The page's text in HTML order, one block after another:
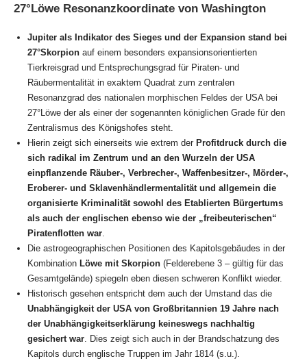
27°Löwe Resonanzkoordinate von Washington
Jupiter als Indikator des Sieges und der Expansion stand bei
27°Skorpion auf einem besonders expansionsorientierten
Tierkreisgrad und Entsprechungsgrad für Piraten- und
Räubermentalität in exaktem Quadrat zum zentralen
Resonanzgrad des nationalen morphischen Feldes der USA bei
27°Löwe der als einer der sogenannten königlichen Grade für den
Zentralismus des Königshofes steht.
Hierin zeigt sich einerseits wie extrem der Profitdruck durch die
sich radikal im Zentrum und an den Wurzeln der USA
einpflanzende Räuber-, Verbrecher-, Waffenbesitzer-, Mörder-,
Eroberer- und Sklavenhändlermentalität und allgemein die
organisierte Kriminalität sowohl des Etablierten Bürgertums
als auch der englischen ebenso wie der „freibeuterischen“
Piratenflotten war.
Die astrogeographischen Positionen des Kapitolsgebäudes in der
Kombination Löwe mit Skorpion (Felderebene 3 – gültig für das
Gesamtgelände) spiegeln eben diesen schweren Konflikt wieder.
Historisch gesehen entspricht dem auch der Umstand das die
Unabhängigkeit der USA von Großbritannien 19 Jahre nach
der Unabhängigkeitserklärung keineswegs nachhaltig
gesichert war. Dies zeigt sich auch in der Brandschatzung des
Kapitols durch englische Truppen im Jahr 1814 (s.u.).